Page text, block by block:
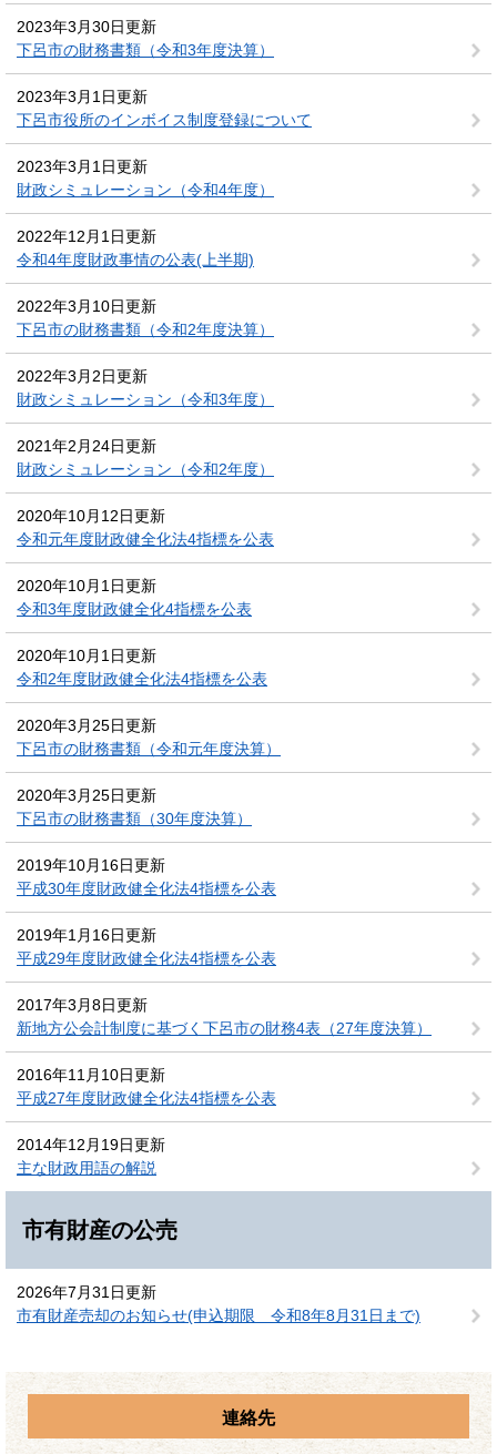
2023年3月30日更新
下呂市の財務書類（令和3年度決算）
2023年3月1日更新
下呂市役所のインボイス制度登録について
2023年3月1日更新
財政シミュレーション（令和4年度）
2022年12月1日更新
令和4年度財政事情の公表(上半期)
2022年3月10日更新
下呂市の財務書類（令和2年度決算）
2022年3月2日更新
財政シミュレーション（令和3年度）
2021年2月24日更新
財政シミュレーション（令和2年度）
2020年10月12日更新
令和元年度財政健全化法4指標を公表
2020年10月1日更新
令和3年度財政健全化4指標を公表
2020年10月1日更新
令和2年度財政健全化法4指標を公表
2020年3月25日更新
下呂市の財務書類（令和元年度決算）
2020年3月25日更新
下呂市の財務書類（30年度決算）
2019年10月16日更新
平成30年度財政健全化法4指標を公表
2019年1月16日更新
平成29年度財政健全化法4指標を公表
2017年3月8日更新
新地方公会計制度に基づく下呂市の財務4表（27年度決算）
2016年11月10日更新
平成27年度財政健全化法4指標を公表
2014年12月19日更新
主な財政用語の解説
市有財産の公売
2026年7月31日更新
市有財産売却のお知らせ(申込期限 令和8年8月31日まで)
連絡先